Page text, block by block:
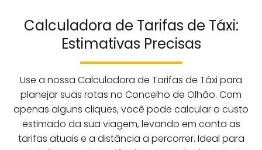
Calculadora de Tarifas de Táxi:
Estimativas Precisas
Use a nossa Calculadora de Tarifas de Táxi para
planejar suas rotas no Concelho de Olhão. Com
apenas alguns cliques, você pode calcular o custo
estimado da sua viagem, levando em conta as
tarifas atuais e a distância a percorrer. Ideal para